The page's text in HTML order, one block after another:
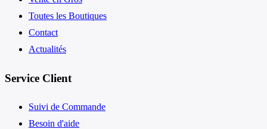
Toutes les Boutiques
Contact
Actualités
Service Client
Suivi de Commande
Besoin d'aide